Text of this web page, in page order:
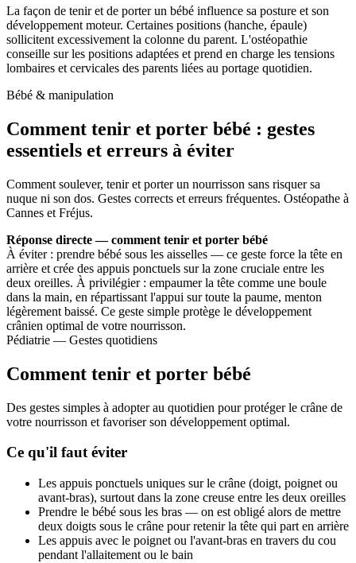
La façon de tenir et de porter un bébé influence sa posture et son
développement moteur. Certaines positions (hanche, épaule)
sollicitent excessivement la colonne du parent. L'ostéopathie
conseille sur les positions adaptées et prend en charge les tensions
lombaires et cervicales des parents liées au portage quotidien.
Bébé & manipulation
Comment tenir et porter bébé : gestes
essentiels et erreurs à éviter
Comment soulever, tenir et porter un nourrisson sans risquer sa
nuque ni son dos. Gestes corrects et erreurs fréquentes. Ostéopathe à
Cannes et Fréjus.
Réponse directe — comment tenir et porter bébé
À éviter : prendre bébé sous les aisselles — ce geste force la tête en
arrière et crée des appuis ponctuels sur la zone cruciale entre les
deux oreilles. À privilégier : empaumer la tête comme une boule
dans la main, en répartissant l'appui sur toute la paume, menton
légèrement baissé. Ce geste simple protège le développement
crânien optimal de votre nourrisson.
Pédiatrie — Gestes quotidiens
Comment tenir et porter bébé
Des gestes simples à adopter au quotidien pour protéger le crâne de
votre nourrisson et favoriser son développement optimal.
Ce qu'il faut éviter
Les appuis ponctuels uniques sur le crâne (doigt, poignet ou
avant-bras), surtout dans la zone creuse entre les deux oreilles
Prendre le bébé sous les bras — on est obligé alors de mettre
deux doigts sous le crâne pour retenir la tête qui part en arrière
Les appuis avec le poignet ou l'avant-bras en travers du cou
pendant l'allaitement ou le bain